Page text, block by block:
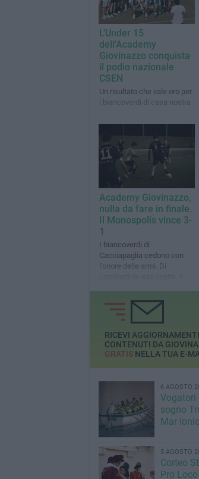
L’Under 15
dell'Academy
Giovinazzo conquista
il podio nazionale
CSEN
Un risultato che vale oro per
i biancoverdi di casa nostra
Academy Giovinazzo,
nulla da fare in finale.
Il Monospolis vince 3-
1
I biancoverdi di
Cacciapaglia cedono con
l'onore delle armi. Di
Terza Categoria
RICEVI
CONTENUTI DA
GRATISNELLA TUA E-
6 AGOSTO
Vogatori
sogno
Mar Ionio
5 AGOSTO
Corteo
Pro